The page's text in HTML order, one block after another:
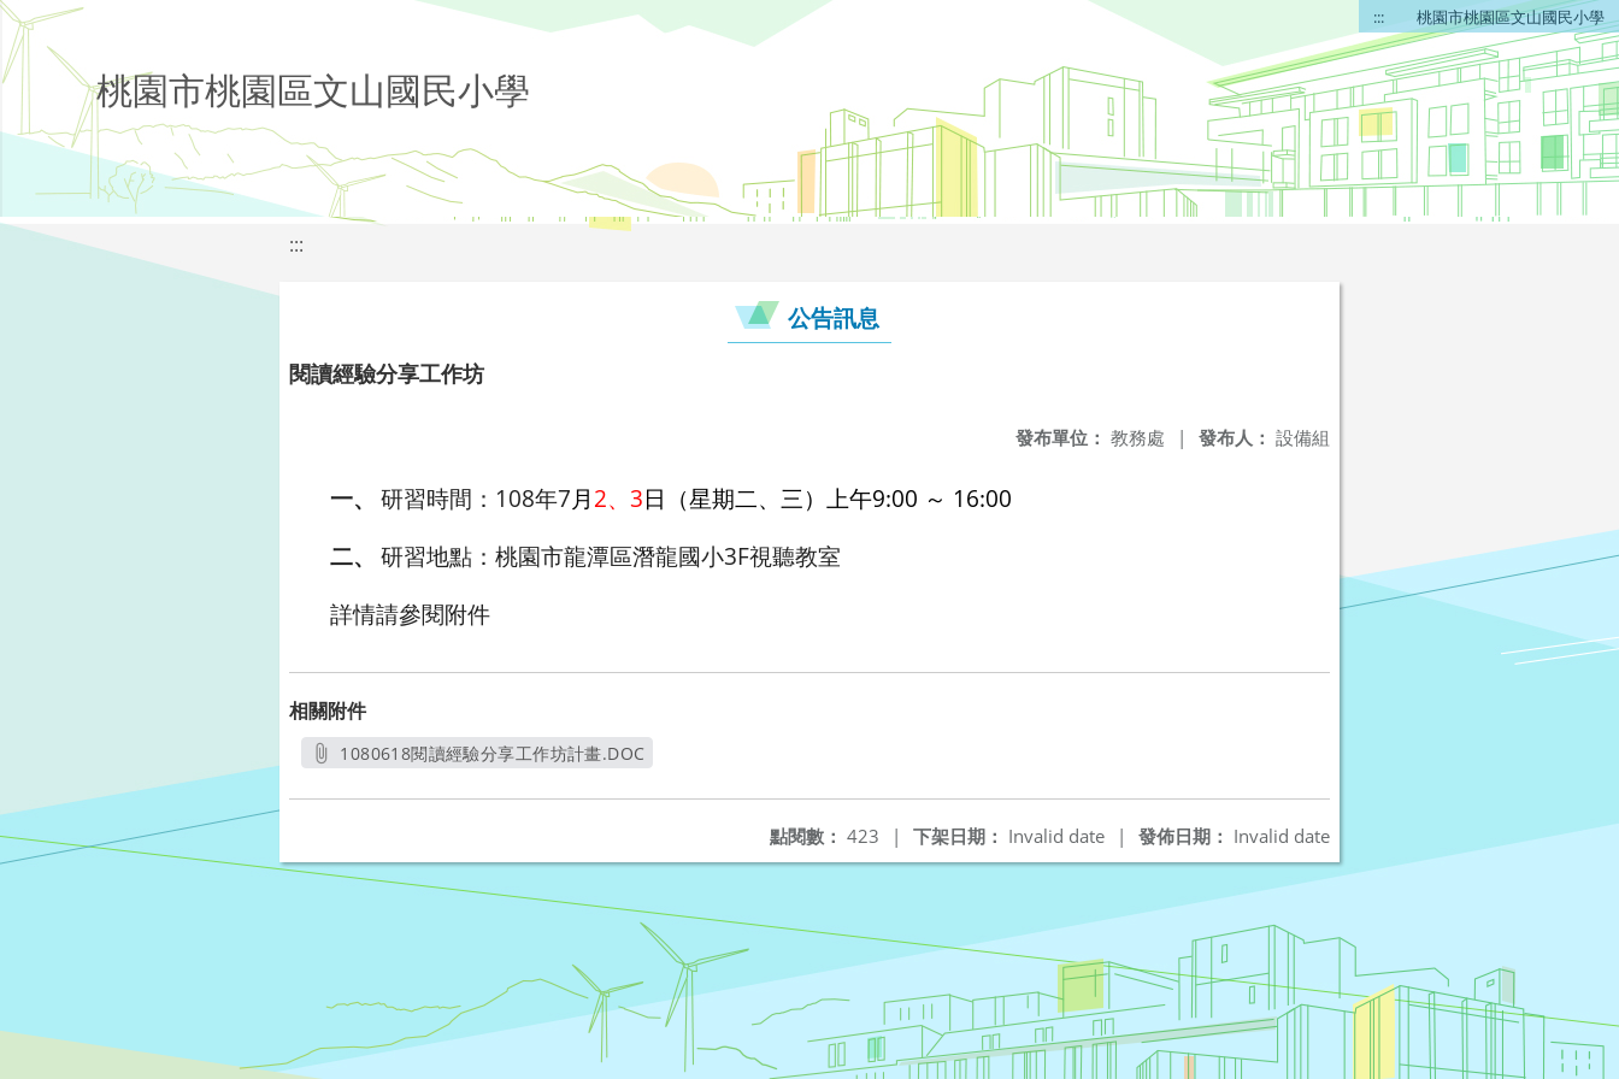
::: 桃園市桃園區文山國民小學
桃園市桃園區文山國民小學
:::
公告訊息
閱讀經驗分享工作坊
發布人： 設備組
發布單位： 教務處 |
一、 研習時間： 108年7月 2、 3日（星期二、三）上午9:00 ～ 16:00
二、 研習地點：桃園市龍潭區潛龍國小3F視聽教室
詳情請參閱附件
相關附件
1080618閱讀經驗分享工作坊計畫.DOC
發佈日期： Invalid date
下架日期： Invalid date |
點閱數： 423 |